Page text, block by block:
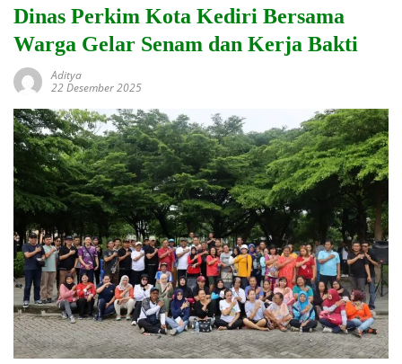
Dinas Perkim Kota Kediri Bersama
Warga Gelar Senam dan Kerja Bakti
Aditya
22 Desember 2025